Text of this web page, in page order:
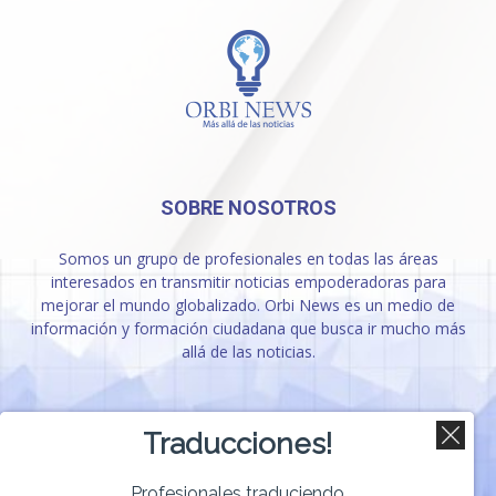
SOBRE NOSOTROS
Somos un grupo de profesionales en todas las áreas
interesados en transmitir noticias empoderadoras para
mejorar el mundo globalizado. Orbi News es un medio de
información y formación ciudadana que busca ir mucho más
allá de las noticias.
SÍGUENOS
Traducciones!